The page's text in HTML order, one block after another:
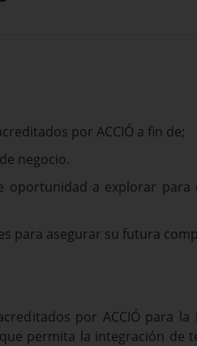
por ACCIÓ a fin de;
negocio.
a explorar para
para asegurar su futura
por ACCIÓ para
permita la integración de